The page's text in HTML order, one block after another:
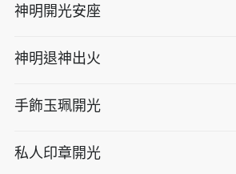
神明開光安座
神明退神出火
手飾玉珮開光
私人印章開光